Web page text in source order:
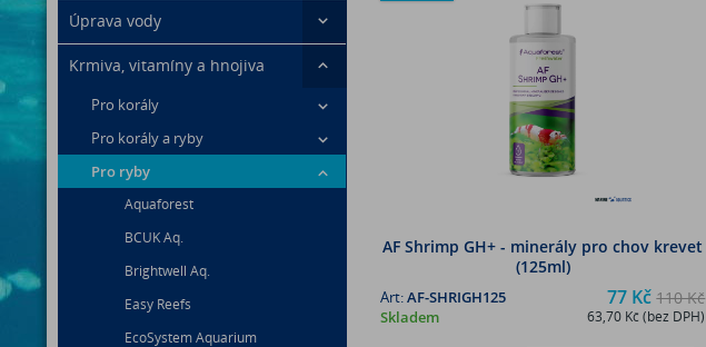
Úprava vody
Krmiva, vitamíny a hnojiva
Pro korály
Pro korály a ryby
Pro ryby
Aquaforest
BCUK Aq.
Brightwell Aq.
Easy Reefs
EcoSystem Aquarium
AF Shrimp GH+ - minerály pro chov krevet
(125ml)
77 Kč 110 Kč
63,70 Kč (bez DPH)
Art:AF-SHRIGH125
Skladem